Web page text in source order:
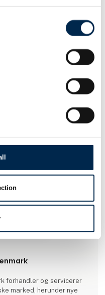
forhandler og servicerer
marked, herunder nye